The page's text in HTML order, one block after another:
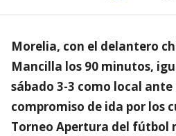
Morelia, con el delantero
Mancilla los 90 minutos,
sábado 3-3 como local ante
compromiso de ida por los
Torneo Apertura del fútbol